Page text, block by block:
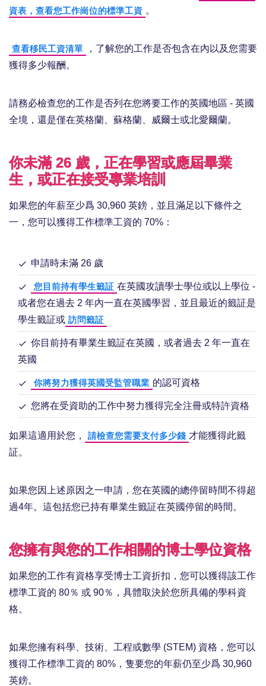
資表，查看您工作崗位的標準工資 。
查看移民工資清單
，了解您的工作是否包含在內以及您需要
獲得多少報酬。
請務必檢查您的工作是否列在您將要工作的英國地區 - 英國
全境，還是僅在英格蘭、蘇格蘭、威爾士或北愛爾蘭。
你未滿 26 歲，正在學習或應屆畢業
生，或正在接受專業培訓
如果您的年薪至少爲 30,960 英鎊，並且滿足以下條件之
一，您可以獲得工作標準工資的 70%：
申請時未滿 26 歲
您目前持有學生籤証 在英國攻讀學士學位或以上學位 -
或者您在過去 2 年內一直在英國學習，並且最近的籤証是
學生籤証或 訪問籤証
你目前持有畢業生籤証在英國，或者過去 2 年一直在
英國
你將努力獲得英國受監管職業 的認可資格
您將在受資助的工作中努力獲得完全注冊或特許資格
如果這適用於您， 請檢查您需要支付多少錢 才能獲得此籤
証。
如果您因上述原因之一申請，您在英國的總停留時間不得超
過4年。這包括您已持有畢業生籤証在英國停留的時間。
您擁有與您的工作相關的博士學位資格
如果您的工作有資格享受博士工資折扣，您可以獲得該工作
標準工資的 80％ 或 90％，具體取決於您所具備的學科資
格。
如果您擁有科學、技術、工程或數學 (STEM) 資格，您可以
獲得工作標準工資的 80%，隻要您的年薪仍至少爲 30,960
英鎊。